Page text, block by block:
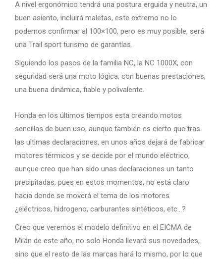
A nivel ergonómico tendrá una postura erguida y neutra, un
buen asiento, incluirá maletas, este extremo no lo
podemos confirmar al 100×100, pero es muy posible, será
una Trail sport turismo de garantías.
Siguiendo los pasos de la familia NC, la NC 1000X, con
seguridad será una moto lógica, con buenas prestaciones,
una buena dinámica, fiable y polivalente.
Honda en los últimos tiempos esta creando motos
sencillas de buen uso, aunque también es cierto que tras
las ultimas declaraciones, en unos años dejará de fabricar
motores térmicos y se decide por el mundo eléctrico,
aunque creo que han sido unas declaraciones un tanto
precipitadas, pues en estos momentos, no está claro
hacia donde se moverá el tema de los motores
¿eléctricos, hidrogeno, carburantes sintéticos, etc…?
Creo que veremos el modelo definitivo en el EICMA de
Milán de este año, no solo Honda llevará sus novedades,
sino que el resto de las marcas hará lo mismo, por lo que